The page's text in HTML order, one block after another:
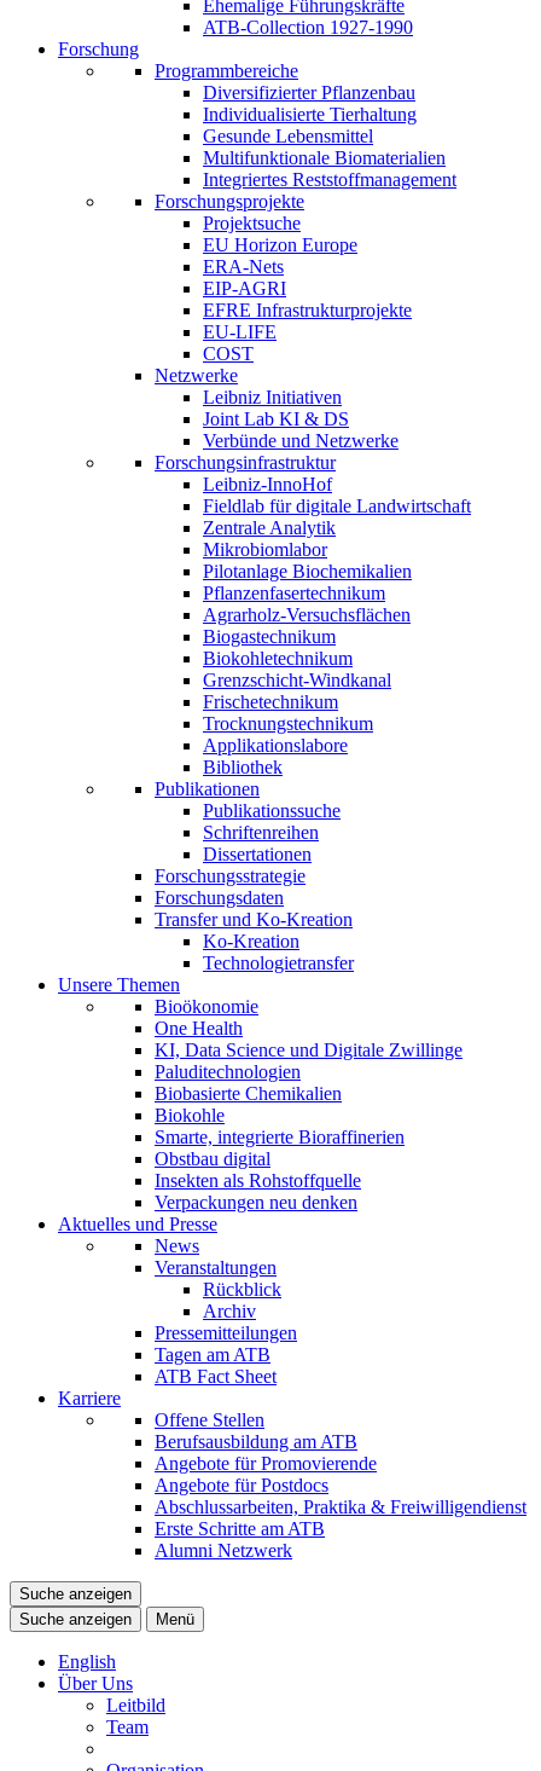
Ehemalige Führungskräfte
ATB-Collection 1927-1990
Forschung
Programmbereiche
Diversifizierter Pflanzenbau
Individualisierte Tierhaltung
Gesunde Lebensmittel
Multifunktionale Biomaterialien
Integriertes Reststoffmanagement
Forschungsprojekte
Projektsuche
EU Horizon Europe
ERA-Nets
EIP-AGRI
EFRE Infrastrukturprojekte
EU-LIFE
COST
Netzwerke
Leibniz Initiativen
Joint Lab KI & DS
Verbünde und Netzwerke
Forschungsinfrastruktur
Leibniz-InnoHof
Fieldlab für digitale Landwirtschaft
Zentrale Analytik
Mikrobiomlabor
Pilotanlage Biochemikalien
Pflanzenfasertechnikum
Agrarholz-Versuchsflächen
Biogastechnikum
Biokohletechnikum
Grenzschicht-Windkanal
Frischetechnikum
Trocknungstechnikum
Applikationslabore
Bibliothek
Publikationen
Publikationssuche
Schriftenreihen
Dissertationen
Forschungsstrategie
Forschungsdaten
Transfer und Ko-Kreation
Ko-Kreation
Technologietransfer
Unsere Themen
Bioökonomie
One Health
KI, Data Science und Digitale Zwillinge
Paluditechnologien
Biobasierte Chemikalien
Biokohle
Smarte, integrierte Bioraffinerien
Obstbau digital
Insekten als Rohstoffquelle
Verpackungen neu denken
Aktuelles und Presse
News
Veranstaltungen
Rückblick
Archiv
Pressemitteilungen
Tagen am ATB
ATB Fact Sheet
Karriere
Offene Stellen
Berufsausbildung am ATB
Angebote für Promovierende
Angebote für Postdocs
Abschlussarbeiten, Praktika & Freiwilligendienst
Erste Schritte am ATB
Alumni Netzwerk
Suche anzeigen
Suche anzeigen
Menü
English
Über Uns
Leitbild
Team